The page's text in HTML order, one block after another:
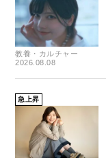
教養・カルチャー
2026.08.08
急上昇